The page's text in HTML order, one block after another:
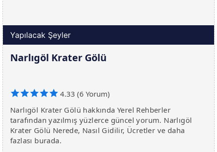
Yapılacak Şeyler
Narlıgöl Krater Gölü
4.33 (6 Yorum)
Narlıgöl Krater Gölü hakkında Yerel Rehberler
tarafından yazılmış yüzlerce güncel yorum. Narlıgöl
Krater Gölü Nerede, Nasıl Gidilir, Ücretler ve daha
fazlası burada.